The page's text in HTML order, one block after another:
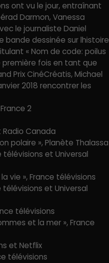
ont vu le jour, entraînant
Darmon, Vanessa
le journaliste Daniel
bande dessinée sur lhistoire
« Nom de code: poilus
première fois en tant que
Prix CinéCréatis, Michael
2018 rencontrer les
2
Radio Canada
polaire », Planète Thalassa
télévisions et Universal
vie », France télévisions
télévisions et Universal
télévisions
et la mer », France
et Netflix
télévisions